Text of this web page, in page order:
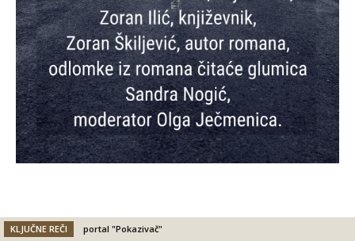
KLJUČNE REČI
portal "Pokazivač"